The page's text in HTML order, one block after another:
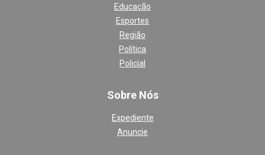
Educação
Esportes
Região
Política
Policial
Sobre Nós
Expediente
Anuncie